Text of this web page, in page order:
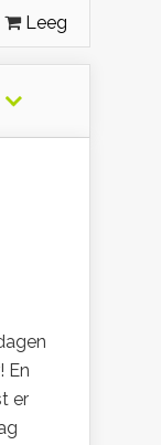
Leeg
En
er